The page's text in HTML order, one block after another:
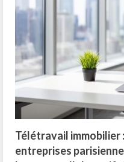
Télétravail immobilier
entreprises